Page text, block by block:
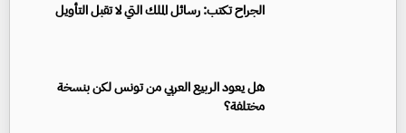
الجراح تكتب: رسائل الملك التي لا تقبل التأويل
هل يعود الربيع العربي من تونس لكن بنسخة
مختلفة؟